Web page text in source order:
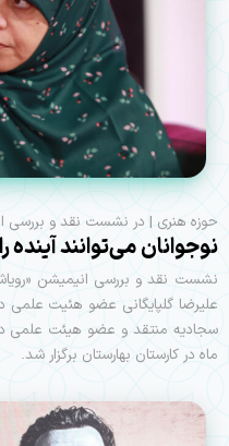
حوزه هنری | در نشست نقد و بررسی
نوجوانان می‌توانند
نشست نقد و بررسی انیمیشن
علیرضا گلپایگانی عضو هئیت علمی
ماه در کارستان بهارستان برگزار شد.